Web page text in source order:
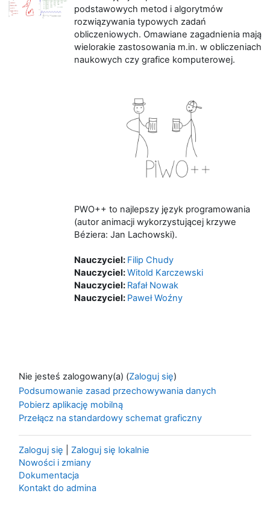
podstawowych metod i algorytmów
rozwiązywania typowych zadań
obliczeniowych. Omawiane zagadnienia mają
wielorakie zastosowania m.in. w obliczeniach
naukowych czy grafice komputerowej.
PWO++ to najlepszy język programowania
(autor animacji wykorzystującej krzywe
Béziera: Jan Lachowski).
Nauczyciel: Filip Chudy
Nauczyciel:Witold Karczewski
Nauczyciel: Rafał Nowak
Nauczyciel: Paweł Woźny
Nie jesteś zalogowany(a) (Zaloguj się)
Podsumowanie zasad przechowywania danych
Pobierz aplikację mobilną
Przełącz na standardowy schemat graficzny
Zaloguj się
Zaloguj się lokalnie
Nowości i zmiany
Dokumentacja
Kontakt do admina